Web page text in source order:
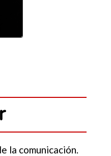
la comunicación.